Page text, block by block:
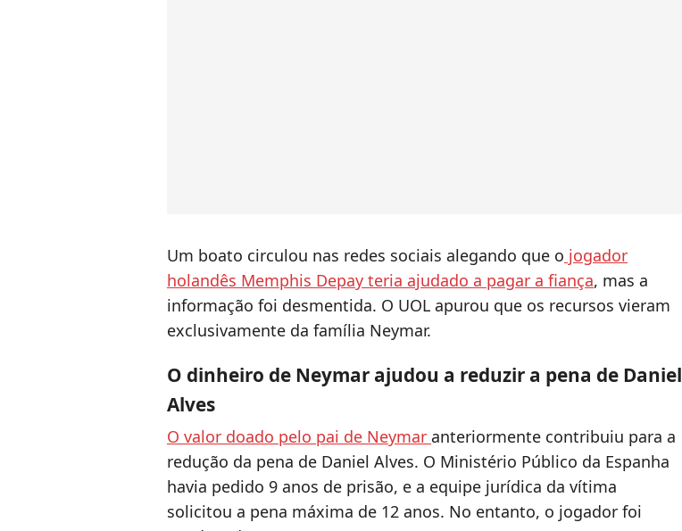
Um boato circulou nas redes sociais alegando que o jogador
holandês Memphis Depay teria ajudado a pagar a fiança, mas a
informação foi desmentida. O UOL apurou que os recursos vieram
exclusivamente da família Neymar.
O dinheiro de Neymar ajudou a reduzir a pena de Daniel
Alves
O valor doado pelo pai de Neymar anteriormente contribuiu para a
redução da pena de Daniel Alves. O Ministério Público da Espanha
havia pedido 9 anos de prisão, e a equipe jurídica da vítima
solicitou a pena máxima de 12 anos. No entanto, o jogador foi